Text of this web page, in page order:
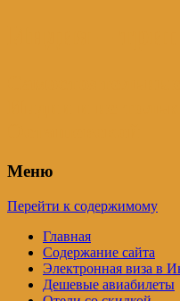
Меню
Перейти к содержимому
Главная
Содержание сайта
Электронная виза в
Дешевые авиабилеты